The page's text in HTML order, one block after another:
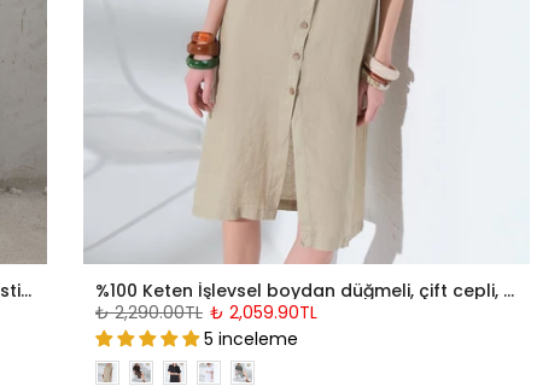
%100 Keten Geniş Paça Bol Kesim Bağcıklı Lastikli Kadın Pantolon @Leon
%100 Keten İşlevsel boydan düğmeli, çift cepli, dokuma kadın gömlek elbise @Sonya
₺ 2,290.00TL ₺ 2,059.90TL
5 inceleme